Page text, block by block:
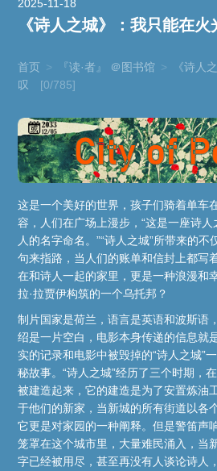
2025-11-18
《诗人之城》：我只能在火
首页 > 『读·者』 ＠图书馆 >
《诗人
叹
[0/785]
这是一个美好的世界，孩子们骑着单车
容，人们在广场上漫步，“这是一座诗
人的名字命名。”“诗人之城”所带来的
句来指路，当人们的账单和信封上都写
在和诗人一起的家里，更是一种浪漫和
拉·拉贾伊构筑的一个乌托邦？
制片国家是荷兰，语言是英语和波斯语
绍是一片空白，电影本身传递的信息就
实的记录和电影中被毁掉的“诗人之城”
秘故事。“诗人之城”经历了三个时期，
被建造起来，它的建造是为了安置炼油
于他们的新家，当新城的所有街道以各
它更是对家园的一种阐释。但是警笛声
笼罩在这个城市里，大量难民涌入，当
字已经被用尽，甚至再没有人谈论诗人